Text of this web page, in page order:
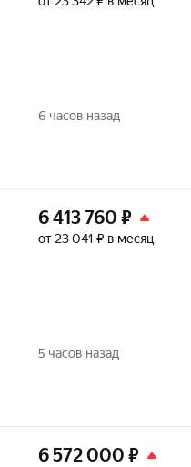
6 часов назад
6 413 760 ₽
от 23 041 ₽ в месяц
5 часов назад
6 572 000 ₽